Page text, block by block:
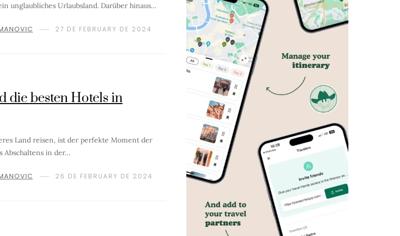
unglaubliches Urlaubsland. Darüber hinaus…
27 DE FEBRUARY DE 2024
die besten Hotels in
Land reisen, ist der perfekte Moment der
Abschaltens in der…
26 DE FEBRUARY DE 2024